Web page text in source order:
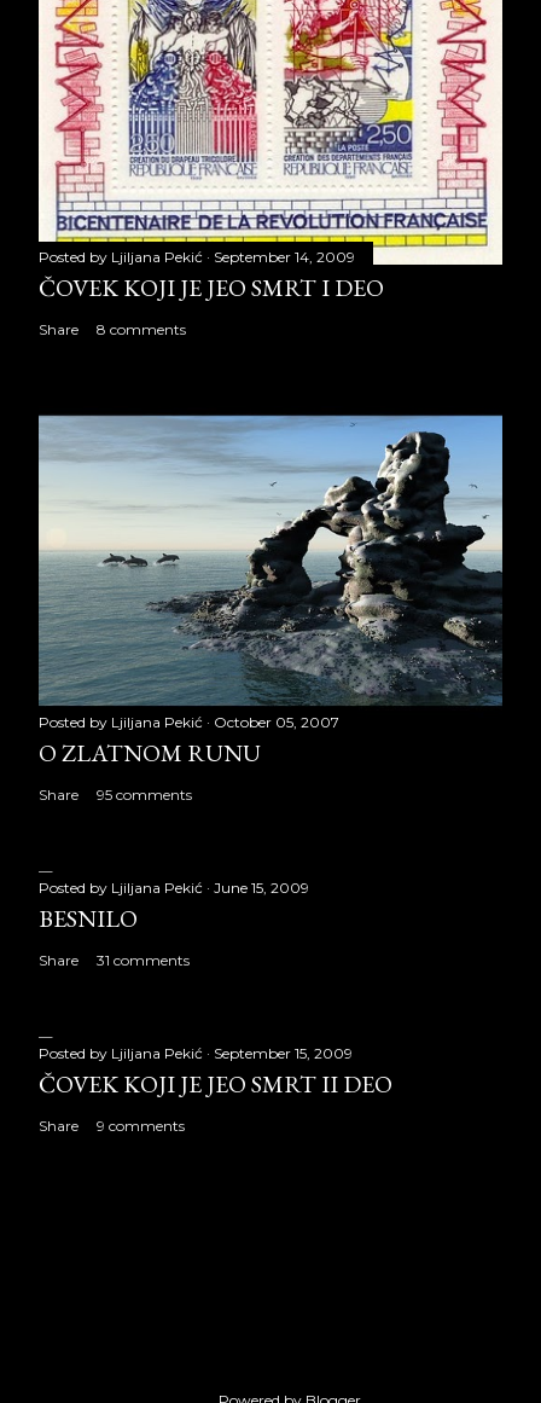
Posted by Ljiljana Pekić September 14, 2009
ČOVEK KOJI JE JEO SMRT I DEO
Share 8 comments
Posted by Ljiljana Pekić October 05, 2007
O ZLATNOM RUNU
Share 95 comments
Posted by Ljiljana Pekić June 15, 2009
BESNILO
Share 31 comments
Posted by Ljiljana Pekić September 15, 2009
ČOVEK KOJI JE JEO SMRT II DEO
Share 9 comments